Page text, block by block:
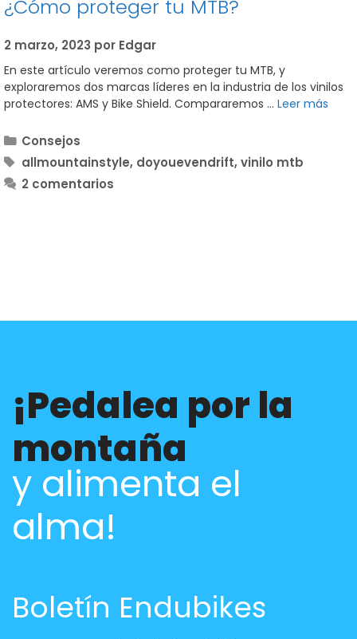
¿Cómo proteger tu MTB?
2 marzo, 2023 por Edgar
En este artículo veremos como proteger tu MTB, y
exploraremos dos marcas líderes en la industria de los vinilos
protectores: AMS y Bike Shield. Compararemos … Leer más
Categorías
Consejos
Etiquetas
allmountainstyle, doyouevendrift,vinilo mtb
2 comentarios
¡Pedalea por la
montaña
y alimenta el
alma!
Boletín Endubikes